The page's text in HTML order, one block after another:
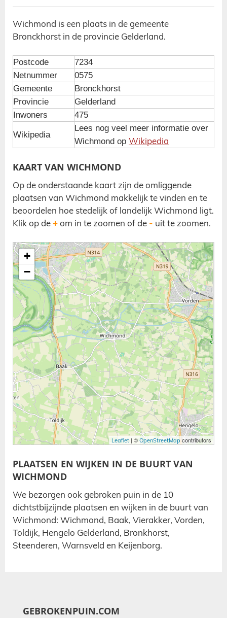
Wichmond is een plaats in de gemeente
Bronckhorst in de provincie Gelderland.
Postcode
7234
Netnummer
0575
Gemeente
Bronckhorst
Provincie
Gelderland
Inwoners
475
Wikipedia
Lees nog veel meer informatie over
Wichmond op Wikipedia
KAART VAN WICHMOND
Op de onderstaande kaart zijn de omliggende
plaatsen van Wichmond makkelijk te vinden en te
beoordelen hoe stedelijk of landelijk Wichmond ligt.
Klik op de +om in te zoomen of de - uit te zoomen.
Kaart / Plattegrond Wichmond centrum
+
−
Leaflet | © OpenStreetMap contributors
PLAATSEN EN WIJKEN IN DE BUURT VAN
WICHMOND
We bezorgen ook gebroken puin in de 10
dichtstbijzijnde plaatsen en wijken in de buurt van
Wichmond: Wichmond, Baak, Vierakker, Vorden,
Toldijk, Hengelo Gelderland, Bronkhorst,
Steenderen, Warnsveld en Keijenborg.
GEBROKENPUIN.COM